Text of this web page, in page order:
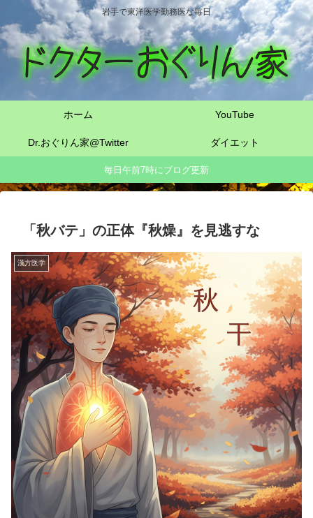
岩手で東洋医学勤務医な毎日
ホーム YouTube
Dr.おぐりん家@Twitter ダイエット
毎日午前7時にブログ更新
「秋バテ」の正体『秋燥』を見逃すな
漢方医学